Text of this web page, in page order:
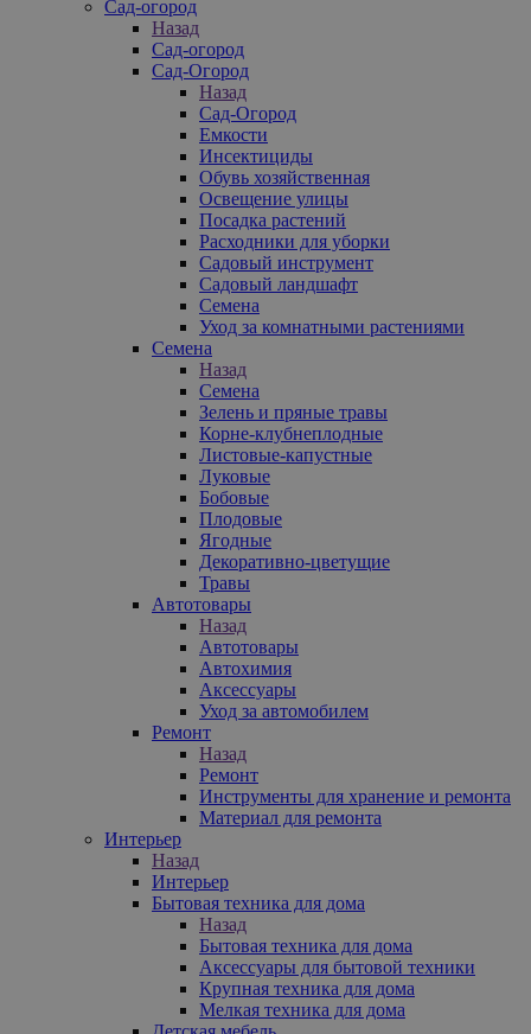
Сад-огород
Назад
Сад-огород
Сад-Огород
Назад
Сад-Огород
Емкости
Инсектициды
Обувь хозяйственная
Освещение улицы
Посадка растений
Расходники для уборки
Садовый инструмент
Садовый ландшафт
Семена
Уход за комнатными растениями
Семена
Назад
Семена
Зелень и пряные травы
Корне-клубнеплодные
Листовые-капустные
Луковые
Бобовые
Плодовые
Ягодные
Декоративно-цветущие
Травы
Автотовары
Назад
Автотовары
Автохимия
Аксессуары
Уход за автомобилем
Ремонт
Назад
Ремонт
Инструменты для хранение и ремонта
Материал для ремонта
Интерьер
Назад
Интерьер
Бытовая техника для дома
Назад
Бытовая техника для дома
Аксессуары для бытовой техники
Крупная техника для дома
Мелкая техника для дома